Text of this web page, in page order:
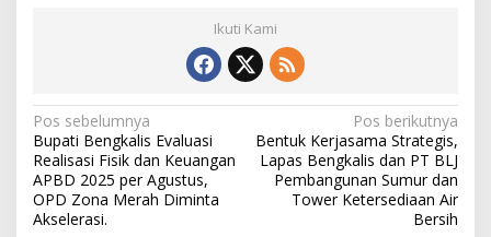
Ikuti Kami
N
a
v
i
Pos sebelumnya
Bupati Bengkalis Evaluasi
Realisasi Fisik dan Keuangan
APBD 2025 per Agustus,
OPD Zona Merah Diminta
Akselerasi.
Pos berikutnya
Bentuk Kerjasama Strategis,
Lapas Bengkalis dan PT BLJ
Pembangunan Sumur dan
Tower Ketersediaan Air
Bersih